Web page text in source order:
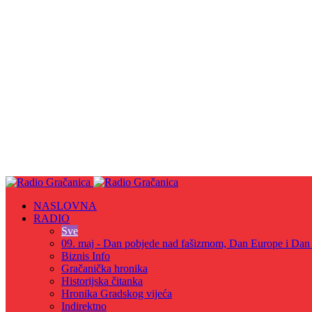
NASLOVNA
RADIO
Sve
09. maj - Dan pobjede nad fašizmom, Dan Europe i
Biznis Info
Gračanička hronika
Historijska čitanka
Hronika Gradskog vijeća
Indirektno